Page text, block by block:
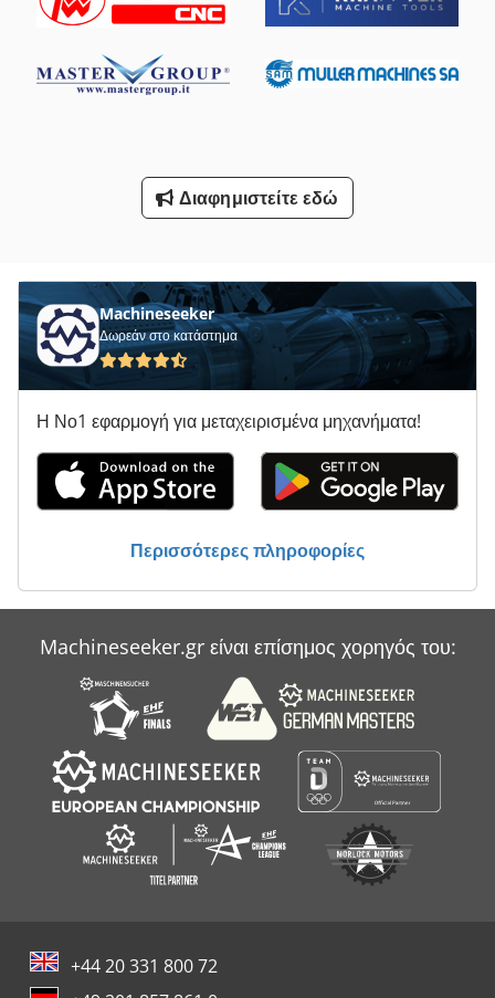
Τησ Ογαπ
Τύπος Άξονα
Υποστήριγμα-Με Άξονα
Ψηφιακή Οθόνη 3 Αξόνων
Όλα Τα
Διαφημιστείτε εδώ
Machineseeker
Δωρεάν στο κατάστημα
Η Νο1 εφαρμογή για μεταχειρισμένα μηχανήματα!
Περισσότερες πληροφορίες
Machineseeker.gr είναι επίσημος χορηγός του:
+44 20 331 800 72